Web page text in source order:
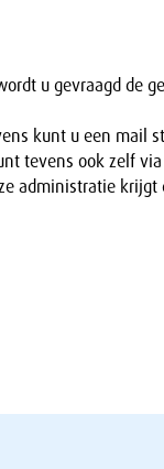
u gevraagd de
kunt u een mail
tevens ook zelf
administratie